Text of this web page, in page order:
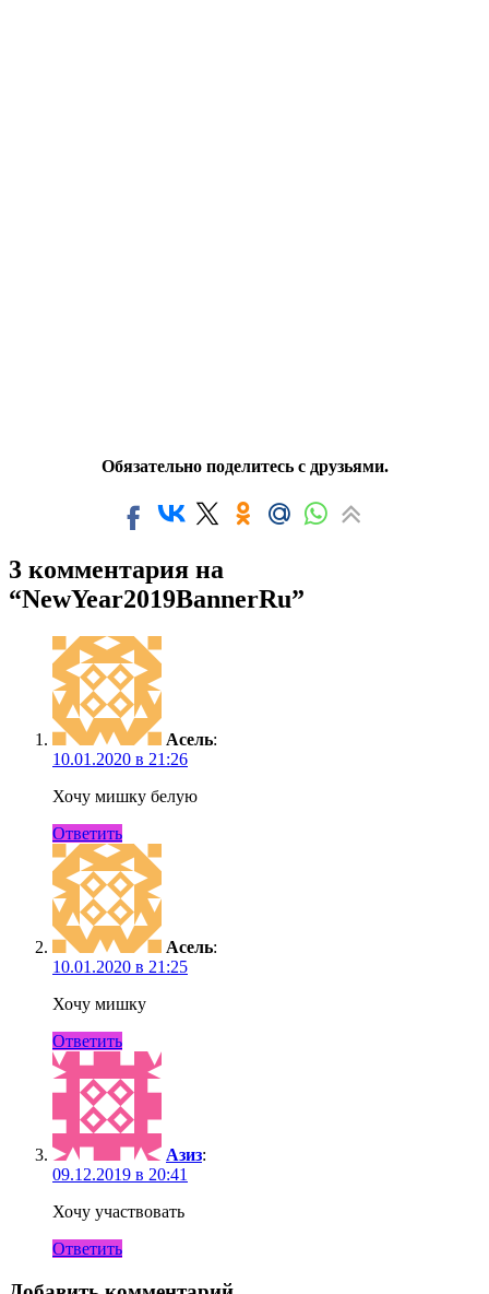
Обязательно поделитесь с друзьями.
3 комментария на
“NewYear2019BannerRu”
Асель:
10.01.2020 в 21:26
Хочу мишку белую
Ответить
Асель:
10.01.2020 в 21:25
Хочу мишку
Ответить
Азиз:
09.12.2019 в 20:41
Хочу участвовать
Ответить